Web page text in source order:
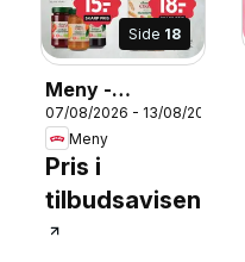
Side 18
Meny -
Tilbudsavis uge
33
07/08/2026 - 13/08/2026
Meny
Pris i
tilbudsavisen